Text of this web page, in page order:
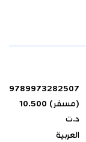
9789973282507
(مسفر) 10.500
د.ت
العربية